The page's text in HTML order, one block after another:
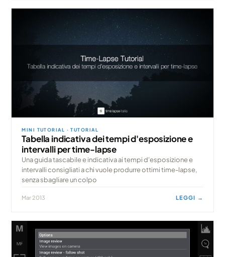
MINI TUTORIAL · TUTORIAL
Tabella indicativa dei tempi d'esposizione e
intervalli per time-lapse
Una guida tascabile e indicativa ai tempi d'esposizione e
intervalli consigliati a chi vuole produrre ottimi time-lapse,
senza sbagliare un colpo
Mar 2013 LEGGI →